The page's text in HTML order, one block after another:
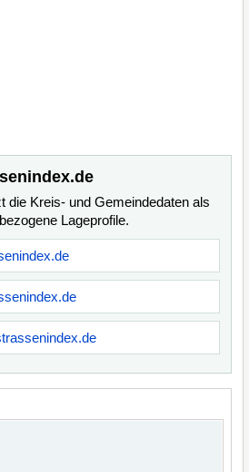
die Kreis- und Gemeindedaten als
Lageprofile.